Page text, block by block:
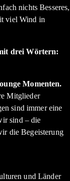
nichts Besseres,
viel Wind in
drei Wörtern:
Momenten.
Mitglieder
sind immer eine
sind – die
die Begeisterung
und Länder